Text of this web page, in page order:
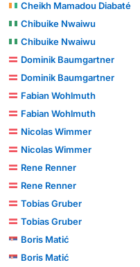
Cheikh Mamadou Diabaté
Chibuike Nwaiwu
Chibuike Nwaiwu
Dominik Baumgartner
Dominik Baumgartner
Fabian Wohlmuth
Fabian Wohlmuth
Nicolas Wimmer
Nicolas Wimmer
Rene Renner
Rene Renner
Tobias Gruber
Tobias Gruber
Boris Matić
Boris Matić